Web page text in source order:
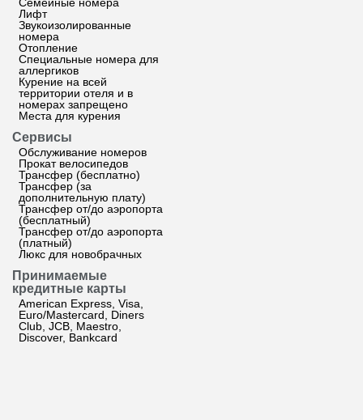
Лифт
Звукоизолированные
номера
Отопление
Специальные номера для
аллергиков
Курение на всей
территории отеля и в
номерах запрещено
Места для курения
Сервисы
Обслуживание номеров
Прокат велосипедов
Трансфер (бесплатно)
Трансфер (за
дополнительную плату)
Трансфер от/до аэропорта
(бесплатный)
Трансфер от/до аэропорта
(платный)
Люкс для новобрачных
Принимаемые
кредитные карты
American Express, Visa,
Euro/Mastercard, Diners
Club, JCB, Maestro,
Discover, Bankcard